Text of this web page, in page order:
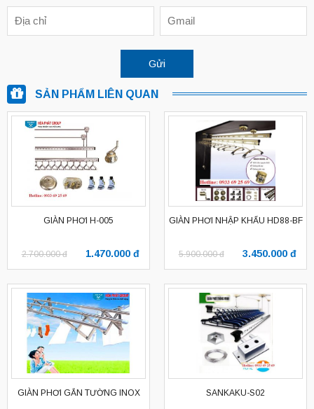
SẢN PHẨM LIÊN QUAN
GIÀN PHƠI H-005
1.470.000 đ
2.700.000 đ
GIÀN PHƠI NHẬP KHẨU HD88-BF
3.450.000 đ
5.900.000 đ
GIÀN PHƠI GẮN TƯỜNG INOX SANKAKU-S02